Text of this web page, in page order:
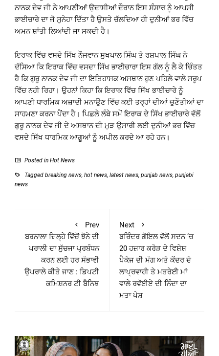
ਨਾਨਕ ਦੇਵ ਜੀ ਨੇ ਆਪਣੀਆਂ ਉਦਾਸੀਆਂ ਦੌਰਾਨ ਇਸ ਸੰਸਾਰ ਨੂੰ ਆਪਸੀ
ਭਾਈਚਾਰੇ ਦਾ ਜੋ ਸੁਨੇਹਾ ਦਿੱਤਾ ਹੈ ਉਸਤੇ ਚੱਲਦਿਆ ਹੀ ਦੁਨੀਆਂ ਭਰ ਵਿੱਚ
ਅਮਨ ਸ਼ਾਂਤੀ ਲਿਆਂਦੀ ਜਾ ਸਕਦੀ ਹੈ।
ਇਰਾਕ ਵਿੱਚ ਵਸਦੇ ਸਿੱਖ ਨੌਜਵਾਨ ਸੁਖਪਾਲ ਸਿੰਘ ਤੇ ਰਸ਼ਪਾਲ ਸਿੰਘ ਨੇ
ਦੱਸਿਆ ਕਿ ਇਰਾਕ ਵਿੱਚ ਵਸਦਾ ਸਿੱਖ ਭਾਈਚਾਰਾ ਇਸ ਗੱਲ ਨੂੰ ਲੈ ਕੇ ਚਿੰਤਤ
ਹੈ ਕਿ ਗੁਰੂ ਨਾਨਕ ਦੇਵ ਜੀ ਦਾ ਇਤਿਹਾਸਕ ਅਸਥਾਨ ਹੁਣ ਪਹਿਲੇ ਵਾਲੇ ਸਰੂਪ
ਵਿੱਚ ਨਹੀ ਰਿਹਾ। ਉਹਨਾਂ ਕਿਹਾ ਕਿ ਇਰਾਕ ਵਿੱਚ ਸਿੱਖ ਭਾਈਚਾਰੇ ਨੂੰ
ਆਪਣੀ ਧਾਰਮਿਕ ਅਜ਼ਾਦੀ ਮਨਾਉਣ ਵਿੱਚ ਕਈ ਤਰ੍ਹਾਂ ਦੀਆਂ ਚੁਣੌਤੀਆਂ ਦਾ
ਸਾਹਮਣਾ ਕਰਨਾ ਪੈਂਦਾ ਹੈ। ਪਿਛਲੇ ਲੰਬੇ ਸਮੇਂ ਇਰਾਕ ਦੇ ਸਿੱਖ ਭਾਈਚਾਰੇ ਵੱਲੋਂ
ਗੁਰੂ ਨਾਨਕ ਦੇਵ ਜੀ ਦੇ ਅਸਥਾਨ ਦੀ ਮੁੜ ਉਸਾਰੀ ਲਈ ਦੁਨੀਆਂ ਭਰ ਵਿੱਚ
ਵਸਦੇ ਸਿੱਖ ਧਾਰਮਿਕ ਆਗੂਆਂ ਨੂੰ ਅਪੀਲ ਕਰਦੇ ਆ ਰਹੇ ਹਨ।
Posted in Hot News
Tagged breaking news, hot news, latest news, punjab news, punjabi
news
Prev
ਬਰਨਾਲਾ ਜ਼ਿਲ੍ਹੇ ਵਿੱਚੋਂ ਝੋਨੇ ਦੀ
ਪਰਾਲੀ ਦਾ ਸੁੱਚਜਾ ਪ੍ਰਬੰਧਨ
ਕਰਨ ਲਈ ਹਰ ਸੰਭਾਵੀ
ਉਪਰਾਲੇ ਕੀਤੇ ਜਾਣ : ਡਿਪਟੀ
ਕਮਿਸ਼ਨਰ ਟੀ ਬੈਨਿਥ
Next
ਬਰਿੰਦਰ ਗੋਇਲ ਵੱਲੋਂ ਸਦਨ ‘ਚ
20 ਹਜ਼ਾਰ ਕਰੋੜ ਦੇ ਵਿਸ਼ੇਸ਼
ਪੈਕੇਜ ਦੀ ਮੰਗ ਅਤੇ ਕੇਂਦਰ ਦੇ
ਲਾਪ੍ਰਵਾਹੀ ਤੇ ਮਤਰੇਈ ਮਾਂ
ਵਾਲੇ ਰਵੱਈਏ ਦੀ ਨਿੰਦਾ ਦਾ
ਮਤਾ ਪੇਸ਼